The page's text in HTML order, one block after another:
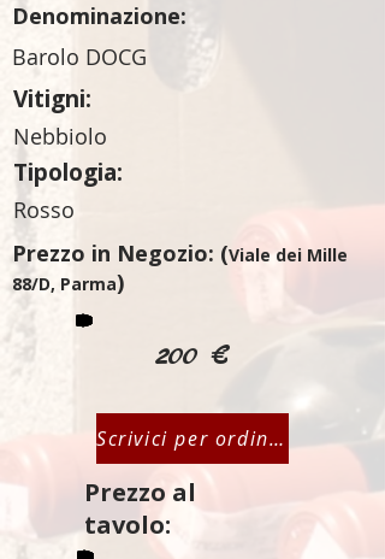
Denominazione:
Barolo DOCG
Vitigni:
Nebbiolo
Tipologia:
Rosso
Prezzo in Negozio: (Viale dei Mille
88/D, Parma)
200 €
Scrivici per ordinare
Prezzo al
tavolo: